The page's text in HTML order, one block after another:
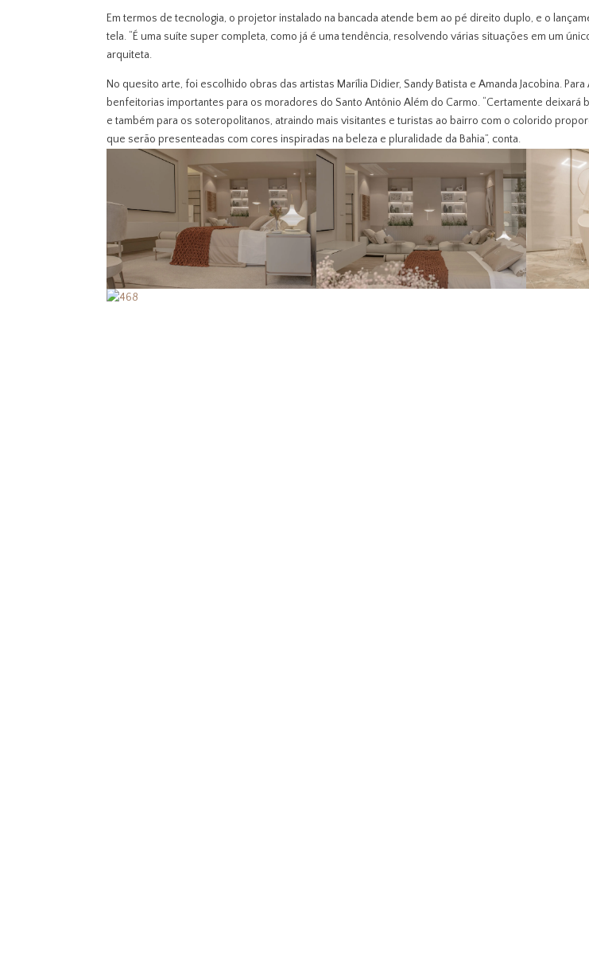
Em termos de tecnologia, o projetor instalado na bancada atende bem ao pé direito duplo, e o
tela. “É uma suíte super completa, como já é uma tendência, resolvendo várias situações em um
arquiteta.
No quesito arte, foi escolhido obras das artistas Marília Didier, Sandy Batista e Amanda Jacobina.
benfeitorias importantes para os moradores do Santo Antônio Além do Carmo. “Certamente deixará
e também para os soteropolitanos, atraindo mais visitantes e turistas ao bairro com o colorido
que serão presenteadas com cores inspiradas na beleza e pluralidade da Bahia”, conta.